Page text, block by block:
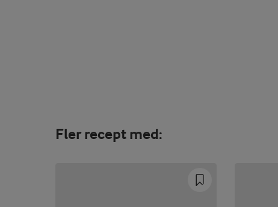
Fler recept med: